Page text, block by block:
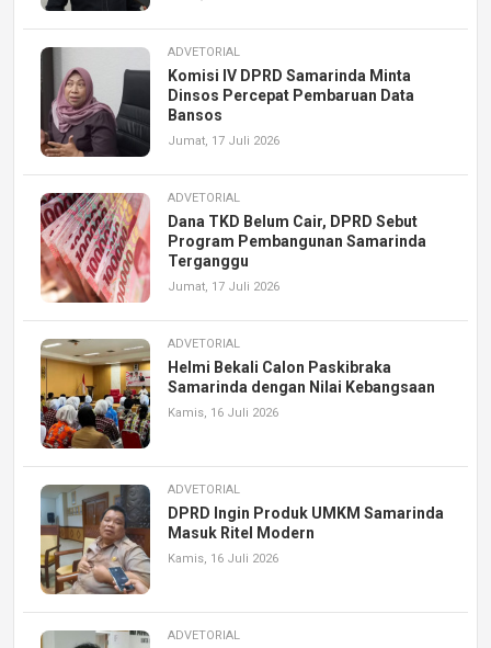
ADVETORIAL
Komisi IV DPRD Samarinda Minta
Dinsos Percepat Pembaruan Data
Bansos
Jumat, 17 Juli 2026
ADVETORIAL
Dana TKD Belum Cair, DPRD Sebut
Program Pembangunan Samarinda
Terganggu
Jumat, 17 Juli 2026
ADVETORIAL
Helmi Bekali Calon Paskibraka
Samarinda dengan Nilai Kebangsaan
Kamis, 16 Juli 2026
ADVETORIAL
DPRD Ingin Produk UMKM Samarinda
Masuk Ritel Modern
Kamis, 16 Juli 2026
ADVETORIAL